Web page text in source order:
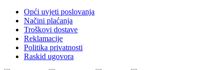
Opći uvjeti poslovanja
Načini plaćanja
Troškovi dostave
Reklamacije
Politika privatnosti
Raskid ugovora